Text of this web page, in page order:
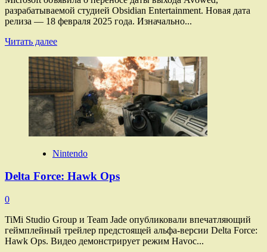
разрабатываемой студией Obsidian Entertainment. Новая дата
релиза — 18 февраля 2025 года. Изначально...
Читать далееПрочитать
о
Avowed
Nintendo
Delta Force: Hawk Ops
0
TiMi Studio Group и Team Jade опубликовали впечатляющий
геймплейный трейлер предстоящей альфа-версии Delta Force:
Hawk Ops. Видео демонстрирует режим Havoc...